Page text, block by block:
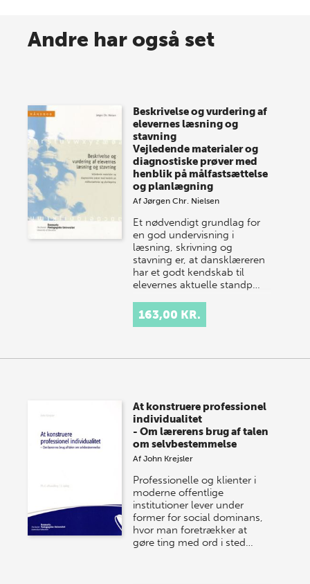
Spar op til 70% til sommer-
onsdag den 10. j…
Andre har også set
Beskrivelse og vurdering af
elevernes læsning og
stavning
Vejledende materialer og
diagnostiske prøver med
henblik på målfastsættelse
og planlægning
AfJørgen Chr. Nielsen
Et nødvendigt grundlag for
en god undervisning i
læsning, skrivning og
stavning er, at dansklæreren
har et godt kendskab til
elevernes aktuelle standp…
163,00 KR.
At konstruere professionel
individualitet
- Om lærerens brug af talen
om selvbestemmelse
AfJohn Krejsler
Professionelle og klienter i
moderne offentlige
institutioner lever under
former for social dominans,
hvor man foretrækker at
gøre ting med ord i sted…